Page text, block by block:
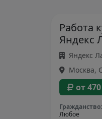
Работа
Яндекс
Яндекс
Москва,
от
Гражданство:
Любое